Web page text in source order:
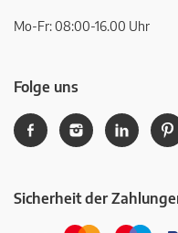
Mo-Fr: 08:00-16.00 Uhr
Folge uns
Sicherheit der